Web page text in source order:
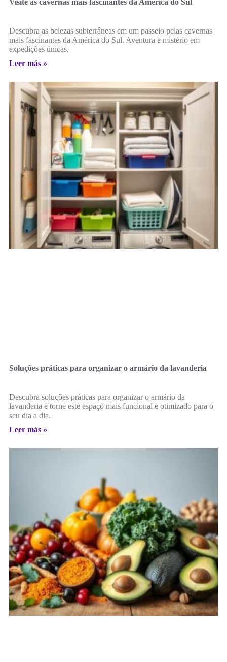
Descubra as belezas subterrâneas em um passeio pelas cavernas
mais fascinantes da América do Sul. Aventura e mistério em
expedições únicas.
Leer más »
Soluções práticas para organizar o armário da lavanderia
Descubra soluções práticas para organizar o armário da
lavanderia e torne este espaço mais funcional e otimizado para o
seu dia a dia.
Leer más »